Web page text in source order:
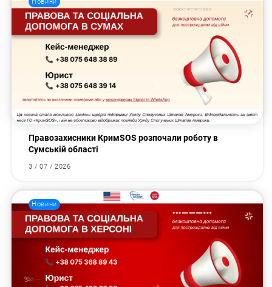
Новини
Правозахисники КримSOS розпочали роботу в
Сумській області
3 / 07 / 2026
Новини